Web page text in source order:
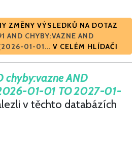
ZMĚNY VÝSLEDKŮ NA DOTAZ
AND CHYBY:VAZNE AND
01-01... V CELÉM HLÍDAČI
chyby:vazne AND
01-01 TO 2027-01-
v těchto databázích